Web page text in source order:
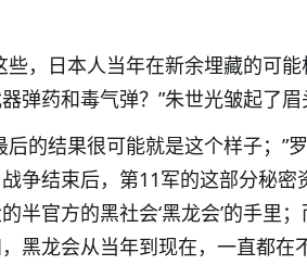
些，日本人当年在新余埋藏的可
弹药和毒气弹？”朱世光皱起了眉
后的结果很可能就是这个样子；”
战争结束后，第11军的这部分秘密
半官方的黑社会‘黑龙会’的手里
黑龙会从当年到现在，一直都在